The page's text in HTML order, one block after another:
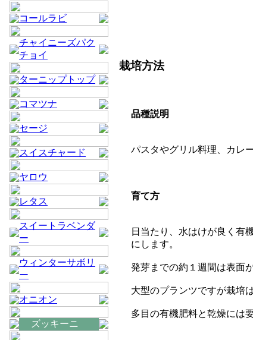
コールラビ
チャイニーズパク
チョイ
ターニップトップ
コマツナ
セージ
スイスチャード
ヤロウ
レタス
スイートラベンダ
ー
ウィンターサボリ
ー
オニオン
ズッキーニ
栽培方法
品種説明
パスタやグリル料理、カレ
育て方
日当たり、水はけが良く有
にします。
発芽までの約１週間は表面
大型のプランツですが栽培
多目の有機肥料と乾燥には